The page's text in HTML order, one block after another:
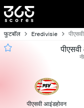
फुटबॉल Eredivisie
पीएसवी आइंडहोवन